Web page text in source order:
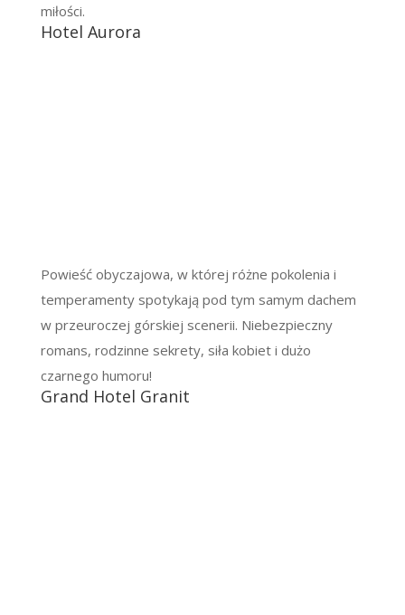
miłości.
Hotel Aurora
Powieść obyczajowa, w której różne pokolenia i
temperamenty spotykają pod tym samym dachem
w przeuroczej górskiej scenerii. Niebezpieczny
romans, rodzinne sekrety, siła kobiet i dużo
czarnego humoru!
Grand Hotel Granit